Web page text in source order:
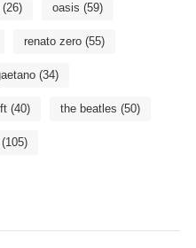
oasis (59)
renato zero(55)
(34)
(40) the beatles (50)
(105)